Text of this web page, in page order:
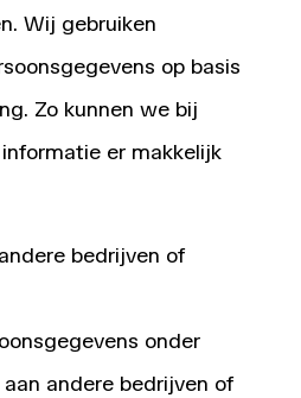
Wij gebruiken
op basis
Zo kunnen we bij
er makkelijk
bedrijven of
onder
andere bedrijven of